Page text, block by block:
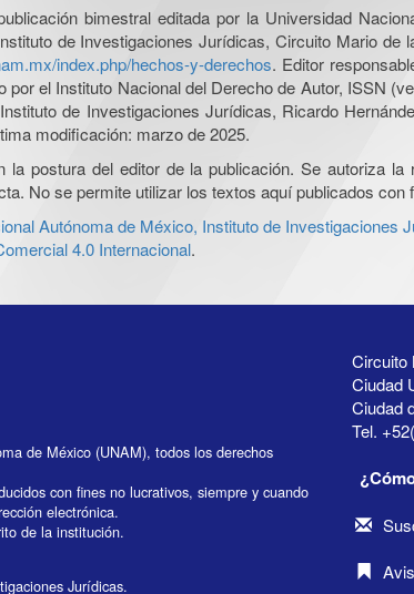
bimestral editada por la Universidad
de Investigaciones Jurídicas, Circuito Mario de
index.php/hechos-y-derechos. Editor
el Instituto Nacional del Derecho de Autor, ISSN
de Investigaciones Jurídicas, Ricardo
modificación: marzo de 2025.
postura del editor de la publicación. Se autoriza
No se permite utilizar los textos aquí publicados con
Autónoma de México, Instituto de Investigaciones
4.0 Internacional.
de México (UNAM), todos los derechos
con fines no lucrativos, siempre y cuando
electrónica.
de la institución.
Jurídicas.
Circuito
Ciudad
Ciudad
Tel.